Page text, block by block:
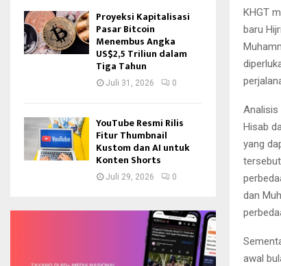
KHGT
baru
Analisis
Hisab
yang
dan
awal
Proyeksi Kapitalisasi
Pasar Bitcoin
Menembus Angka
US$2,5 Triliun dalam
Tiga Tahun
Juli 31, 2026 0
YouTube Resmi Rilis
Fitur Thumbnail
Kustom dan AI untuk
Konten Shorts
Juli 29, 2026 0